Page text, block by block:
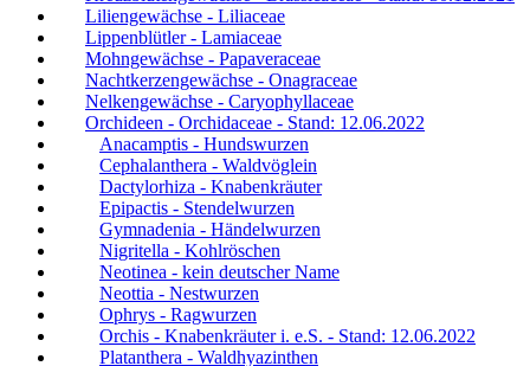
Liliengewächse - Liliaceae
Lippenblütler - Lamiaceae
Mohngewächse - Papaveraceae
Nachtkerzengewächse - Onagraceae
Nelkengewächse - Caryophyllaceae
Orchideen - Orchidaceae - Stand: 12.06.2022
Anacamptis - Hundswurzen
Cephalanthera - Waldvöglein
Dactylorhiza - Knabenkräuter
Epipactis - Stendelwurzen
Gymnadenia - Händelwurzen
Nigritella - Kohlröschen
Neotinea - kein deutscher Name
Neottia - Nestwurzen
Ophrys - Ragwurzen
Orchis - Knabenkräuter i. e.S. - Stand: 12.06.2022
Platanthera - Waldhyazinthen